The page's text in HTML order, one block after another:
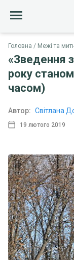
Головна Межі та
«Зведення
року
часом)
19 лютого 2019
Автор: Світлана